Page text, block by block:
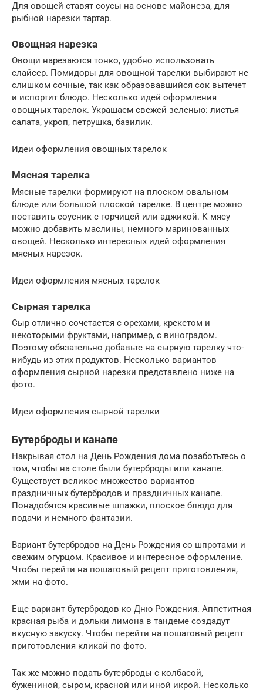
Для овощей ставят соусы на основе майонеза, для
рыбной нарезки тартар.
Овощная нарезка
Овощи нарезаются тонко, удобно использовать
слайсер. Помидоры для овощной тарелки выбирают не
слишком сочные, так как образовавшийся сок вытечет
и испортит блюдо. Несколько идей оформления
овощных тарелок. Украшаем свежей зеленью: листья
салата, укроп, петрушка, базилик.
Идеи оформления овощных тарелок
Мясная тарелка
Мясные тарелки формируют на плоском овальном
блюде или большой плоской тарелке. В центре можно
поставить соусник с горчицей или аджикой. К мясу
можно добавить маслины, немного маринованных
овощей. Несколько интересных идей оформления
мясных нарезок.
Идеи оформления мясных тарелок
Сырная тарелка
Сыр отлично сочетается с орехами, крекетом и
некоторыми фруктами, например, с виноградом.
Поэтому обязательно добавьте на сырную тарелку что-
нибудь из этих продуктов. Несколько вариантов
оформления сырной нарезки представлено ниже на
фото.
Идеи оформления сырной тарелки
Бутерброды и канапе
Накрывая стол на День Рождения дома позаботьтесь о
том, чтобы на столе были бутерброды или канапе.
Существует великое множество вариантов
праздничных бутербродов и праздничных канапе.
Понадобятся красивые шпажки, плоское блюдо для
подачи и немного фантазии.
Вариант бутербродов на День Рождения со шпротами и
свежим огурцом. Красивое и интересное оформление.
Чтобы перейти на пошаговый рецепт приготовления,
жми на фото.
Еще вариант бутербродов ко Дню Рождения. Аппетитная
красная рыба и дольки лимона в тандеме создадут
вкусную закуску. Чтобы перейти на пошаговый рецепт
приготовления кликай по фото.
Так же можно подать бутерброды с колбасой,
бужениной, сыром, красной или иной икрой. Несколько